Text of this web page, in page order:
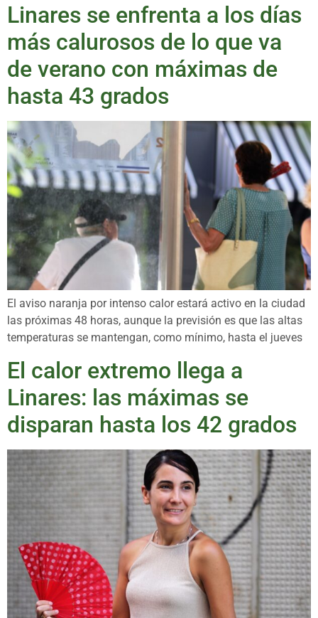
Linares se enfrenta a los días
más calurosos de lo que va
de verano con máximas de
hasta 43 grados
El aviso naranja por intenso calor estará activo en la ciudad
las próximas 48 horas, aunque la previsión es que las altas
temperaturas se mantengan, como mínimo, hasta el jueves
El calor extremo llega a
Linares: las máximas se
disparan hasta los 42 grados